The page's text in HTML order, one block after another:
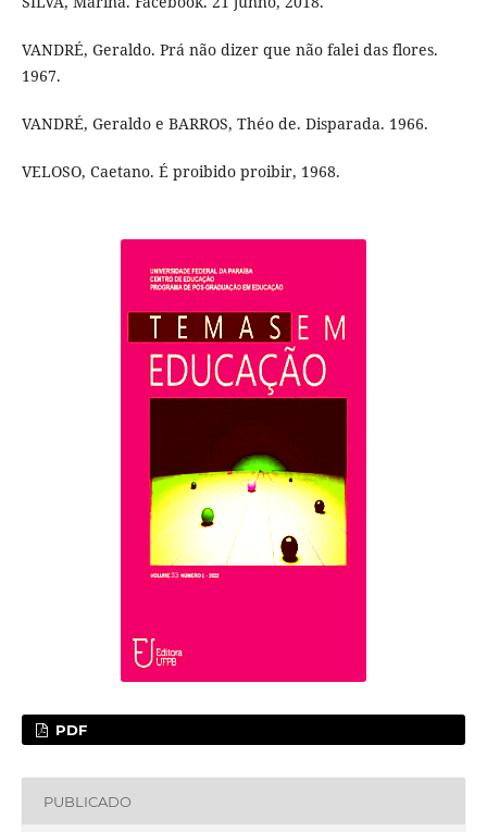
VANDRÉ, Geraldo. Prá não dizer que não falei das flores.
1967.
VANDRÉ, Geraldo e BARROS, Théo de. Disparada. 1966.
VELOSO, Caetano. É proibido proibir, 1968.
PDF
PUBLICADO